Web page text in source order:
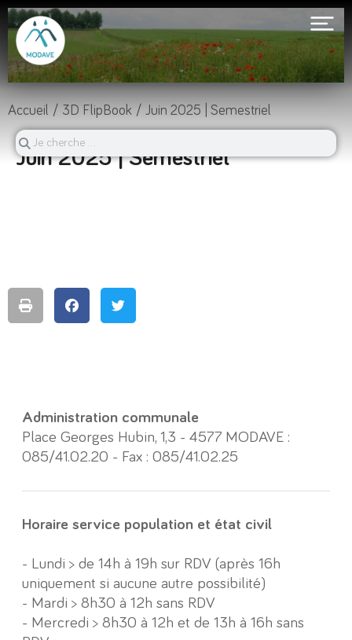
Vous êtes ici :
Accueil 3D FlipBook Juin 2025 | Semestriel
Juin 2025 | Semestriel
Administration communale
Place Georges Hubin, 1,3 - 4577 MODAVE :
085/41.02.20 - Fax : 085/41.02.25
Horaire service population et état civil
- Lundi > de 14h à 19h sur RDV (après 16h
uniquement si aucune autre possibilité)
- Mardi > 8h30 à 12h sans RDV
- Mercredi > 8h30 à 12h et de 13h à 16h sans